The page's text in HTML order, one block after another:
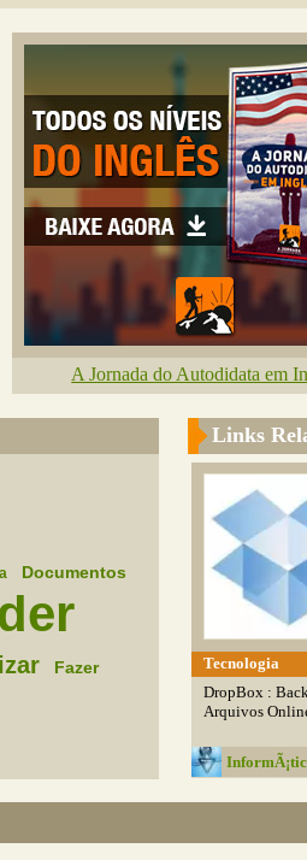
A Jornada do Autodidata em
Documentos
Fazer
Links
Tecnologia
DropBox :
Arquivos